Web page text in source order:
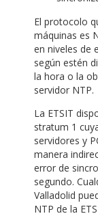
El protocolo
máquinas es
en niveles de
según estén
la hora o la
servidor NTP.
La ETSIT
stratum 1
servidores y
manera
error de
segundo.
Valladolid
NTP de la